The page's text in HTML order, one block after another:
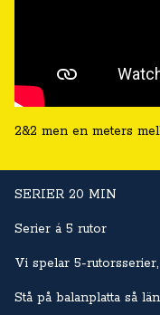
2&2 men en meters
SERIER 20 MIN
Serier á 5 rutor
Vi spelar 5-
Stå på balanplatta så